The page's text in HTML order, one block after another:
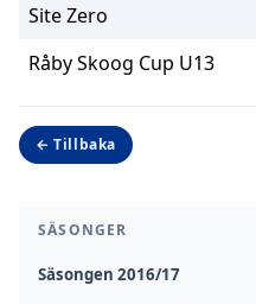
SÄSONGER
Säsongen 2016/17
Site Zero
Råby Skoog Cup U13
← Tillbaka